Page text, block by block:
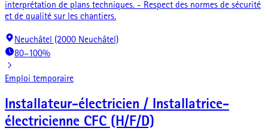
interprétation de plans techniques. - Respect des normes de sécurité
et de qualité sur les chantiers.
Neuchâtel (2000 Neuchâtel)
80–100%
Emploi temporaire
Installateur-électricien / Installatrice-
électricienne CFC (H/F/D)